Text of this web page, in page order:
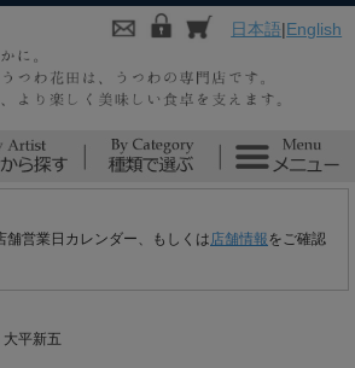
日本語|English
営業日カレンダー、もしくは 店舗情報をご確認
大平新五